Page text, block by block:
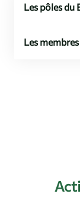
Les pôles du
Les